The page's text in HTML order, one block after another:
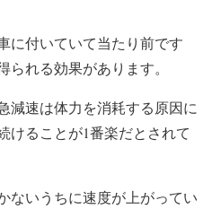
に付いていて当たり前です
れる効果があります。
減速は体力を消耗する原因に
けることが1番楽だとされて
ないうちに速度が上がってい